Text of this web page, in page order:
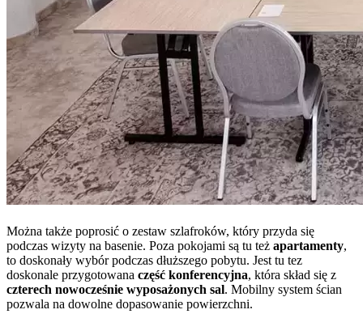
Można także poprosić o zestaw szlafroków, który przyda się
podczas wizyty na basenie. Poza pokojami są tu też apartamenty,
to doskonały wybór podczas dłuższego pobytu. Jest tu tez
doskonale przygotowana część konferencyjna, która skład się z
czterech nowocześnie wyposażonych sal. Mobilny system ścian
pozwala na dowolne dopasowanie powierzchni.